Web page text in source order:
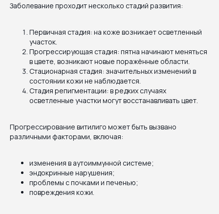
Заболевание проходит несколько стадий развития:
Первичная стадия: на коже возникает осветленный
участок.
Прогрессирующая стадия: пятна начинают меняться
в цвете, возникают новые поражённые области.
Стационарная стадия: значительных изменений в
состоянии кожи не наблюдается.
Стадия репигментации: в редких случаях
осветленные участки могут восстанавливать цвет.
Прогрессирование витилиго может быть вызвано
различными факторами, включая:
изменения в аутоиммунной системе;
эндокринные нарушения;
проблемы с почками и печенью;
повреждения кожи.